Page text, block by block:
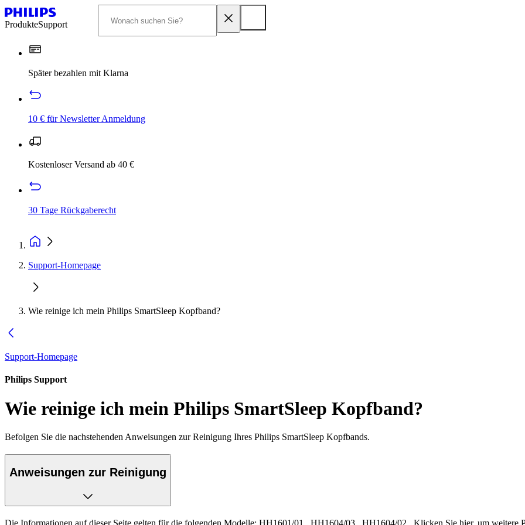
ProdukteSupport
Später bezahlen mit Klarna
10 € für Newsletter Anmeldung
Kostenloser Versand ab 40 €
30 Tage Rückgaberecht
Support-Homepage
Wie reinige ich mein Philips SmartSleep Kopfband?
Support-Homepage
Philips Support
Wie reinige ich mein Philips SmartSleep Kopfband?
Befolgen Sie die nachstehenden Anweisungen zur Reinigung Ihres Philips SmartSleep Kopfbands.
Anweisungen zur Reinigung